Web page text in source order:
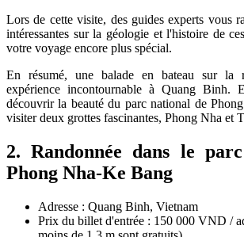
Lors de cette visite, des guides experts vous
intéressantes sur la géologie et l'histoire de
votre voyage encore plus spécial.
En résumé, une balade en bateau sur la
expérience incontournable à Quang Binh.
découvrir la beauté du parc national de
visiter deux grottes fascinantes, Phong Nha et
2. Randonnée dans le
Phong Nha-Ke Bang
Adresse : Quang Binh, Vietnam
Prix ​​du billet d'entrée : 150 000 VND /